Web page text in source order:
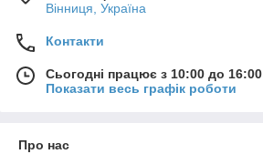
Вінниця, Україна
Контакти
Сьогодні працює з 10:00 до 16:00
Показати весь графік роботи
Про нас